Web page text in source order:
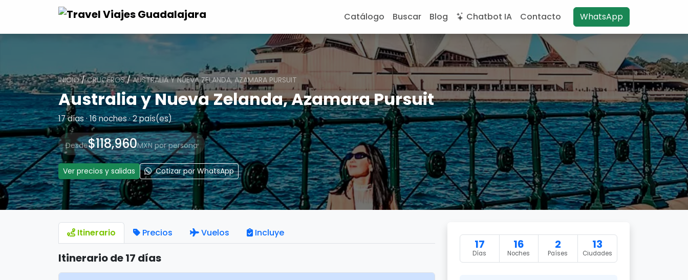
Catálogo Buscar Blog Chatbot IA Contacto WhatsApp
INICIO/CRUCEROS/AUSTRALIA Y NUEVA ZELANDA, AZAMARA PURSUIT
Australia y Nueva Zelanda, Azamara Pursuit
17 días · 16 noches · 2 país(es)
Desde$118,960MXN por persona
Ver precios y salidas Cotizar por WhatsApp
Itinerario Precios Vuelos Incluye
Itinerario de 17 días
17
Días
16
Noches
2
Países
13
Ciudades